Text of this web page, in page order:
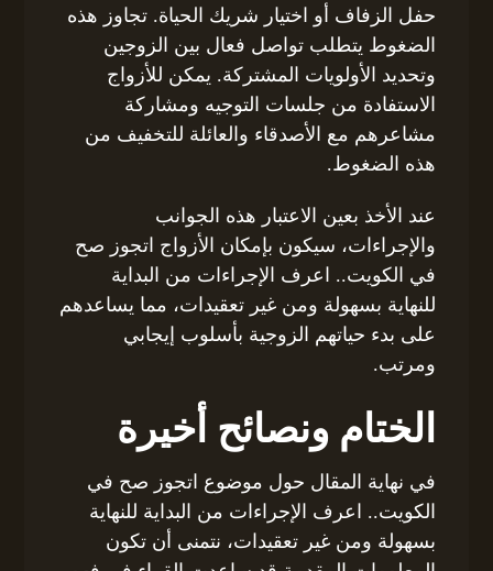
حفل الزفاف أو اختيار شريك الحياة. تجاوز هذه
الضغوط يتطلب تواصل فعال بين الزوجين
وتحديد الأولويات المشتركة. يمكن للأزواج
الاستفادة من جلسات التوجيه ومشاركة
مشاعرهم مع الأصدقاء والعائلة للتخفيف من
هذه الضغوط.
عند الأخذ بعين الاعتبار هذه الجوانب
والإجراءات، سيكون بإمكان الأزواج اتجوز صح
في الكويت.. اعرف الإجراءات من البداية
للنهاية بسهولة ومن غير تعقيدات، مما يساعدهم
على بدء حياتهم الزوجية بأسلوب إيجابي
ومرتب.
الختام ونصائح أخيرة
في نهاية المقال حول موضوع اتجوز صح في
الكويت.. اعرف الإجراءات من البداية للنهاية
بسهولة ومن غير تعقيدات، نتمنى أن تكون